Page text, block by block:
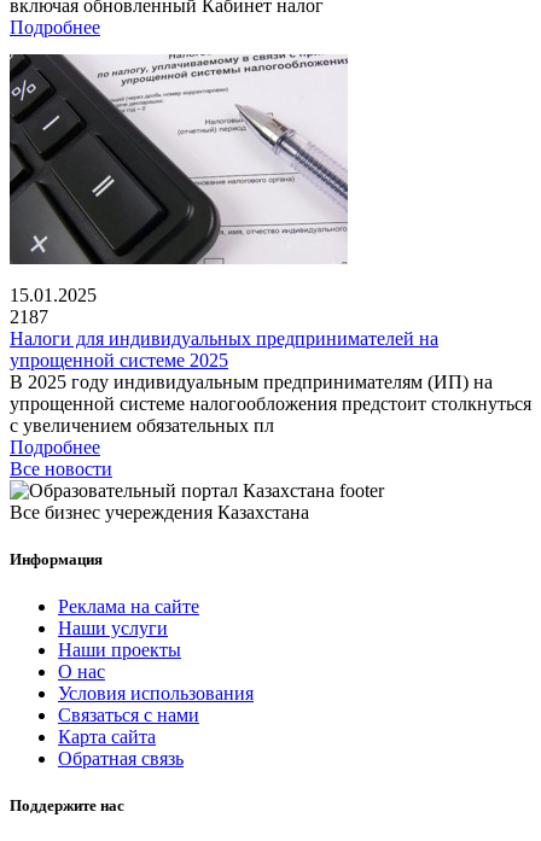
включая обновленный Кабинет налог
Подробнее
15.01.2025
2187
Налоги для индивидуальных предпринимателей на
упрощенной системе 2025
В 2025 году индивидуальным предпринимателям (ИП) на
упрощенной системе налогообложения предстоит столкнуться
с увеличением обязательных пл
Подробнее
Все новости
Все бизнес учереждения Казахстана
Информация
Реклама на сайте
Наши услуги
Наши проекты
О нас
Условия использования
Связаться с нами
Карта сайта
Обратная связь
Поддержите нас